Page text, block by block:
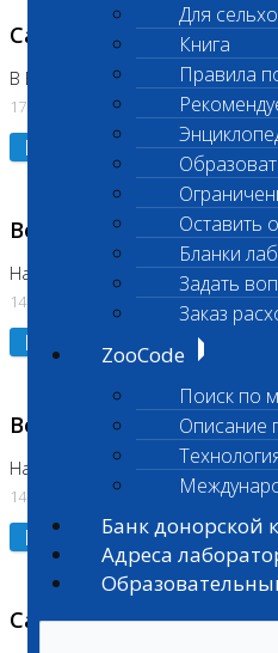
Для
Книга
Правила
Оставить
Бланки
Задать
Заказ
ZooCode
Поиск по
Описание
Банк донорской
Адреса
Санитарный день
В Бутово
17.07.2026
Подробнее
Возобновлено
На Нагорной (Код 961, 962)
14.07.2026
Подробнее
Возобновлено
На Нагорной (Код 157)
14.07.2026
Подробнее
Санитарный день